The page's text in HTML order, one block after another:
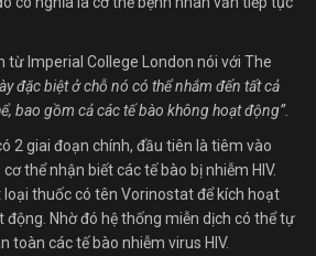
từ Imperial College London nói với The
đặc biệt ở chỗ nó có thể nhắm đến tất cả
bao gồm cả các tế bào không hoạt động”.
2 giai đoạn chính, đầu tiên là tiêm vào
thể nhận biết các tế bào bị nhiễm HIV.
thuốc có tên Vorinostat để kích hoạt
động. Nhờ đó hệ thống miễn dịch có thể tự
toàn các tế bào nhiễm virus HIV.